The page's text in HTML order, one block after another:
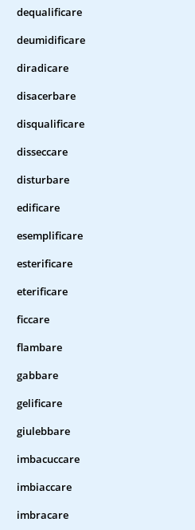
dequalificare
deumidificare
diradicare
disacerbare
disqualificare
disseccare
disturbare
edificare
esemplificare
esterificare
eterificare
ficcare
flambare
gabbare
gelificare
giulebbare
imbacuccare
imbiaccare
imbracare